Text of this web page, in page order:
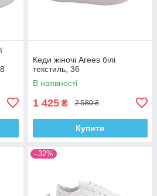
Кеди жіночі Arees білі
текстиль, 36
В наявності
1 425 ₴ 2 580 ₴
Купити
–32%